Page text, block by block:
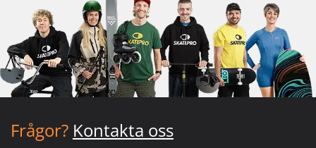
Frågor? Kontakta oss